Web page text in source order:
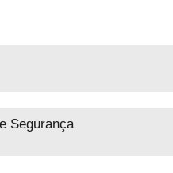
Segurança